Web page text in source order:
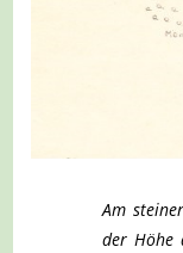
Am
der Höhe